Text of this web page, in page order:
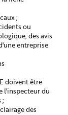
;
ou
des avis
entreprise
doivent être
l'inspecteur du
;
des